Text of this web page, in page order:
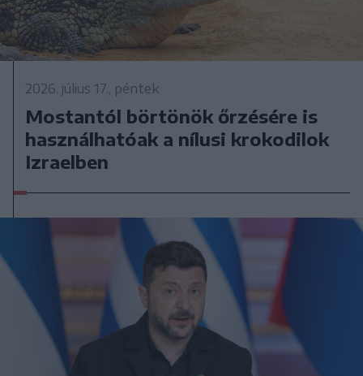
2026. július 17., péntek
Mostantól börtönök őrzésére is
használhatóak a nílusi krokodilok
Izraelben